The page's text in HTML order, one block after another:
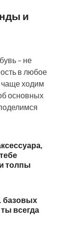
и
– не
в любое
чаще ходим
основных
толпы
базовых
всегда